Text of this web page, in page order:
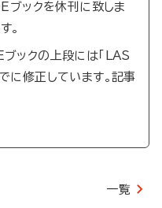
Eブックを休刊に致しま
。
ックの上段には「LAS
に修正しています。記事
一覧